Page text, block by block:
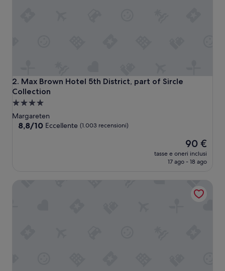
2. Max Brown Hotel 5th District, part of Sircle
Collection
Max Brown Hotel 5th District, part of Sircle Collection
Struttura
a
4.0
Margareten
8.8
8,8/10 Eccellente (1.003 recensioni)
Il
prezzo
attuale
90 €
tasse e oneri inclusi
17 ago - 18 ago